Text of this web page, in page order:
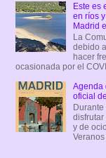
Este es
en ríos
Madrid
La
debido
hacer
ocasionada por el
Agenda
oficial
y de